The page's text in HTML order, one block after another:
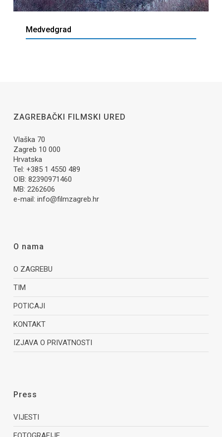
Medvedgrad
ZAGREBAČKI FILMSKI URED
Vlaška 70
Zagreb 10 000
Hrvatska
Tel: +385 1 4550 489
OIB: 82390971460
MB: 2262606
e-mail: info@filmzagreb.hr
O nama
O ZAGREBU
TIM
POTICAJI
KONTAKT
IZJAVA O PRIVATNOSTI
Press
VIJESTI